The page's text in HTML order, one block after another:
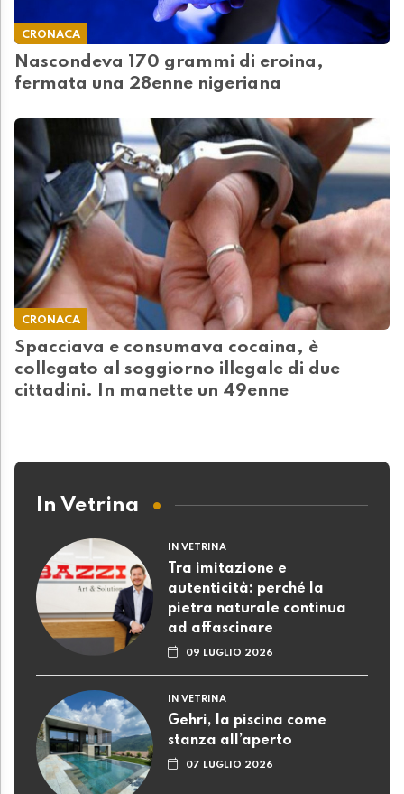
CRONACA
Nascondeva 170 grammi di eroina,
fermata una 28enne nigeriana
CRONACA
Spacciava e consumava cocaina, è
collegato al soggiorno illegale di due
cittadini. In manette un 49enne
In Vetrina
IN VETRINA
Tra imitazione e
autenticità: perché la
pietra naturale continua
ad affascinare
09 LUGLIO 2026
IN VETRINA
Gehri, la piscina come
stanza all’aperto
07 LUGLIO 2026